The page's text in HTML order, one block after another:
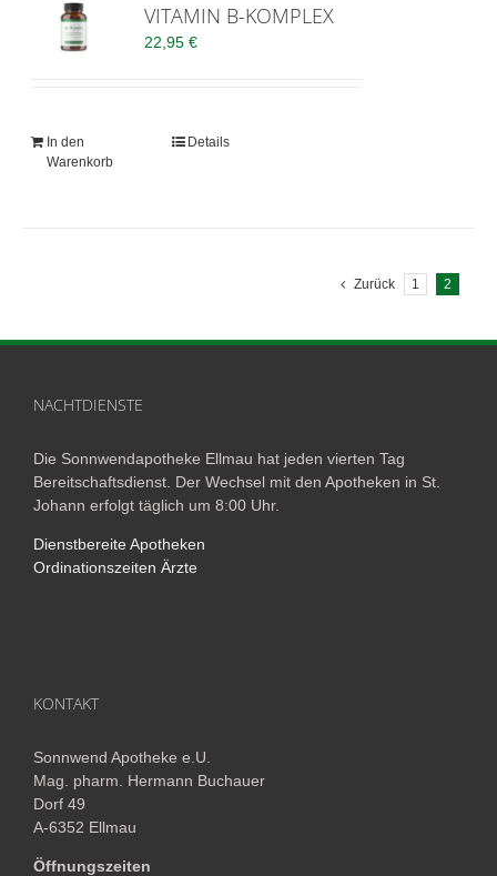
VITAMIN B-KOMPLEX
22,95€
In den
Warenkorb
Details
Zurück 1 2
NACHTDIENSTE
Die Sonnwendapotheke Ellmau hat jeden vierten Tag
Bereitschaftsdienst. Der Wechsel mit den Apotheken in St.
Johann erfolgt täglich um 8:00 Uhr.
Dienstbereite Apotheken
Ordinationszeiten Ärzte
KONTAKT
Sonnwend Apotheke e.U.
Mag. pharm. Hermann Buchauer
Dorf 49
A-6352 Ellmau
Öffnungszeiten